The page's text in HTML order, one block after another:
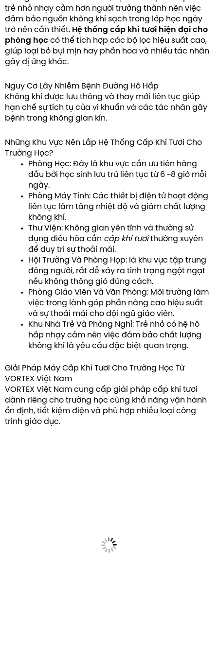
trẻ nhỏ nhạy cảm hơn người trưởng thành nên việc
đảm bảo nguồn không khí sạch trong lớp học ngày
trở nên cần thiết. Hệ thống cấp khí tươi hiện đại cho
phòng học có thể tích hợp các bộ lọc hiệu suất cao,
giúp loại bỏ bụi mịn hay phấn hoa và nhiều tác nhân
gây dị ứng khác.
Nguy Cơ Lây Nhiễm Bệnh Đường Hô Hấp
Không khí được lưu thông và thay mới liên tục giúp
hạn chế sự tích tụ của vi khuẩn và các tác nhân gây
bệnh trong không gian kín.
Những Khu Vực Nên Lắp Hệ Thống Cấp Khí Tươi Cho
Trường Học?
Phòng Học: Đây là khu vực cần ưu tiên hàng
đầu bởi học sinh lưu trú liên tục từ 6 ~8 giờ mỗi
ngày.
Phòng Máy Tính: Các thiết bị điện tử hoạt động
liên tục làm tăng nhiệt độ và giảm chất lượng
không khí.
Thư Viện: Không gian yên tĩnh và thường sử
dụng điều hòa cần cấp khí tươithường xuyên
để duy trì sự thoải mái.
Hội Trường Và Phòng Họp: là khu vực tập trung
đông người, rất dễ xảy ra tình trạng ngột ngạt
nếu không thông gió đúng cách.
Phòng Giáo Viên Và Văn Phòng: Môi trường làm
việc trong lành góp phần nâng cao hiệu suất
và sự thoải mái cho đội ngũ giáo viên.
Khu Nhà Trẻ Và Phòng Nghỉ: Trẻ nhỏ có hệ hô
hấp nhạy cảm nên việc đảm bảo chất lượng
không khí là yêu cầu đặc biệt quan trọng.
Giải Pháp Máy Cấp Khí Tươi Cho Trường Học Từ
VORTEX Việt Nam
VORTEX Việt Nam cung cấp giải pháp cấp khí tươi
dành riêng cho trường học cùng khả năng vận hành
ổn định, tiết kiệm điện và phù hợp nhiều loại công
trình giáo dục.